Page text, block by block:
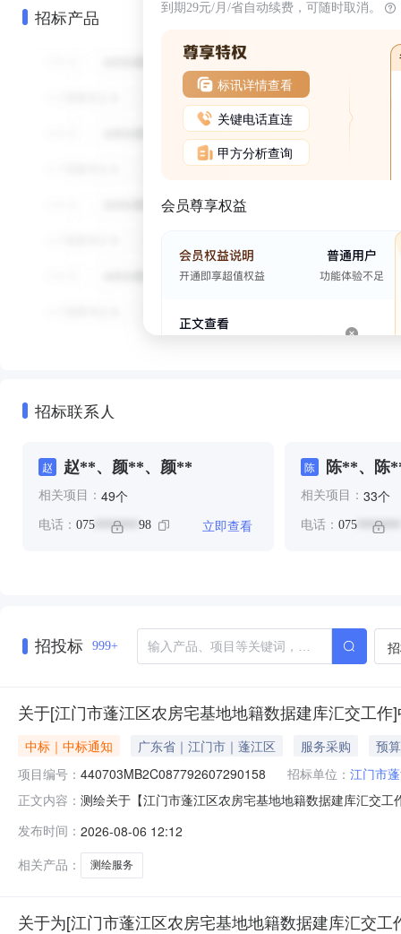
招标产品 到期29元/月/省自动续费，可随时取消。
标讯详情查看
关键电话直连
甲方分析查询
会员尊享权益
招标联系人
赵 赵**、颜**、颜**
相关项目： 49个
电话： 075 ******* 98 立即查看
陈 陈**、陈
相关项目： 33个
电话： 075*******
招投标 999+
关于[江门市蓬江区农房宅基地地籍数据建库汇交工作
中标｜中标通知 广东省｜江门市｜蓬江区 服务采购
预
项目编号： 440703MB2C087792607290158 招标单位： 江门市
正文内容： 测绘关于【江门市蓬江区农房宅基地地籍数据建库汇交
目编码：440703MB2C087792607290158选取中介时
发布时间： 2026-08-06 12:12
相关产品：
测绘服务
关于为[江门市蓬江区农房宅基地地籍数据建库汇交